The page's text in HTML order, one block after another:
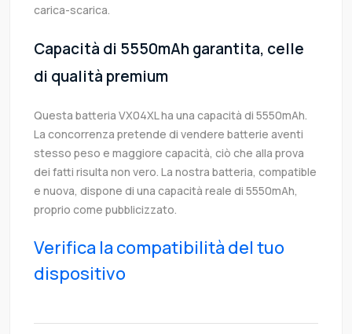
carica-scarica.
Capacità di 5550mAh garantita, celle
di qualità premium
Questa batteria VX04XL ha una capacità di 5550mAh.
La concorrenza pretende di vendere batterie aventi
stesso peso e maggiore capacità, ciò che alla prova
dei fatti risulta non vero. La nostra batteria, compatible
e nuova, dispone di una capacità reale di 5550mAh,
proprio come pubblicizzato.
Verifica la compatibilità del tuo
dispositivo